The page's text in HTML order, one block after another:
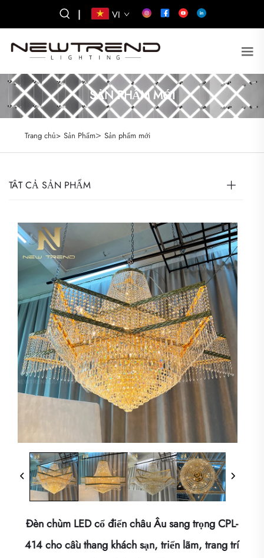
| VI
SẢN PHẨM MỚI
Trang chủ> Sản Phẩm> Sản phẩm mới
TẤT CẢ SẢN PHẨM
Đèn chùm LED cổ điển châu Âu sang trọng CPL-
414 cho cầu thang khách sạn, triển lãm, trang trí